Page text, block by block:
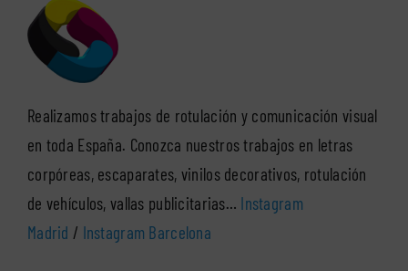
Realizamos trabajos de rotulación y comunicación visual
en toda España. Conozca nuestros trabajos en letras
corpóreas, escaparates, vinilos decorativos, rotulación
de vehículos, vallas publicitarias… Instagram
Madrid / Instagram Barcelona